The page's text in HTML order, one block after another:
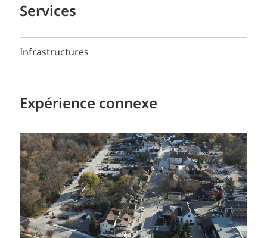
Services
Infrastructures
Expérience connexe